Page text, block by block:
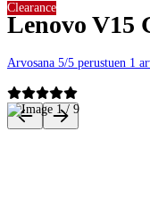
Lenovo V15
Arvosana 5/5 perustuen 1
Clearance
Product images